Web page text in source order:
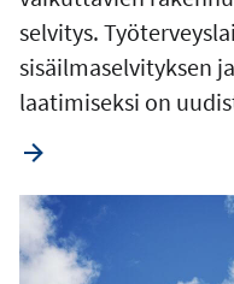
selvitys.
sisäilmaselvityksen
laatimiseksi on